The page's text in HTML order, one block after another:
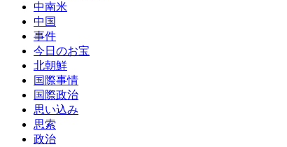
中南米
中国
事件
今日のお宝
北朝鮮
国際事情
国際政治
思い込み
思索
政治